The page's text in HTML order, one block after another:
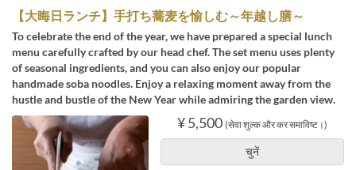
【大晦日ランチ】手打ち蕎麦を愉しむ～年越し膳～
To celebrate the end of the year, we have prepared a special lunch
menu carefully crafted by our head chef. The set menu uses plenty
of seasonal ingredients, and you can also enjoy our popular
handmade soba noodles. Enjoy a relaxing moment away from the
hustle and bustle of the New Year while admiring the garden view.
¥ 5,500 (सेवा शुल्क और कर समाविष्ट।)
चुनें